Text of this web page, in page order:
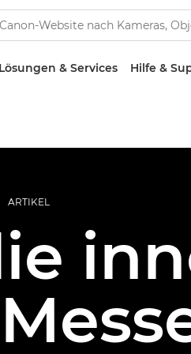
Lösungen & Services Hilfe &
ARTIKEL